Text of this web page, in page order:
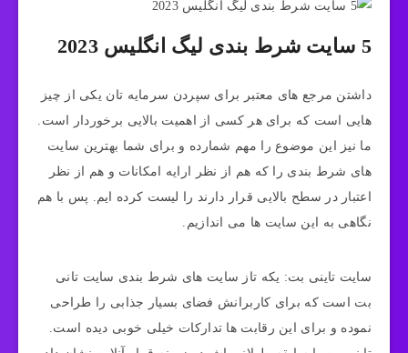
5 سایت شرط بندی لیگ انگلیس 2023
داشتن مرجع های معتبر برای سپردن سرمایه تان یکی از چیز
هایی است که برای هر کسی از اهمیت بالایی برخوردار است.
ما نیز این موضوع را مهم شمارده و برای شما بهترین سایت
های شرط بندی را که هم از نظر ارایه امکانات و هم از نظر
اعتبار در سطح بالایی قرار دارند را لیست کرده ایم. پس با هم
نگاهی به این سایت ها می اندازیم.
سایت تاینی بت: یکه تاز سایت های شرط بندی سایت تانی
بت است که برای کاربرانش فضای بسیار جذابی را طراحی
نموده و برای این رقابت ها تدارکات خیلی خوبی دیده است.